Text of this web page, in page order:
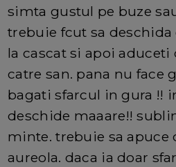
simta gustul pe buze
trebuie fcut sa deschida
la cascat si apoi
catre san. pana nu face
bagati sfarcul in gura !!
deschide maaare!!
minte. trebuie sa
aureola. daca ia doar